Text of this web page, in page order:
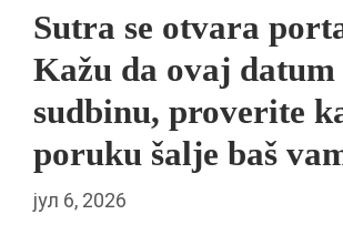
Sutra se otvara
Kažu da ovaj datum
sudbinu, proverite
poruku šalje baš
јул 6, 2026